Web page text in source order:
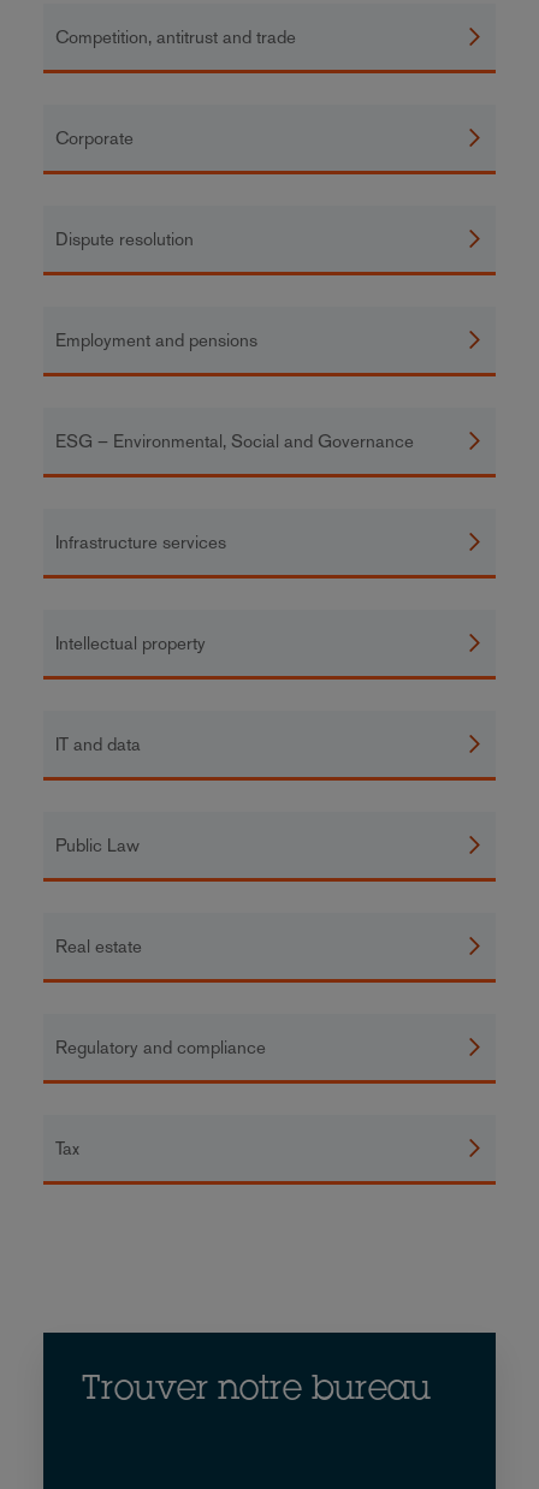
Competition, antitrust and trade
Corporate
Dispute resolution
Employment and pensions
ESG – Environmental, Social and Governance
Infrastructure services
Intellectual property
IT and data
Public Law
Real estate
Regulatory and compliance
Tax
Trouver notre bureau